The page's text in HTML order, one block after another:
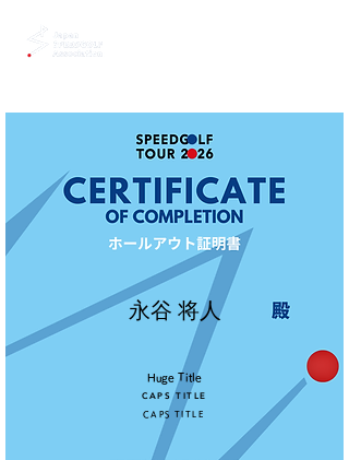
CAPS TITLE
永谷 将人
CAPS TITLE
Huge Title